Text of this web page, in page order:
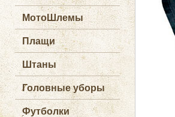
МотоШлемы
Плащи
Штаны
Головные уборы
Футболки